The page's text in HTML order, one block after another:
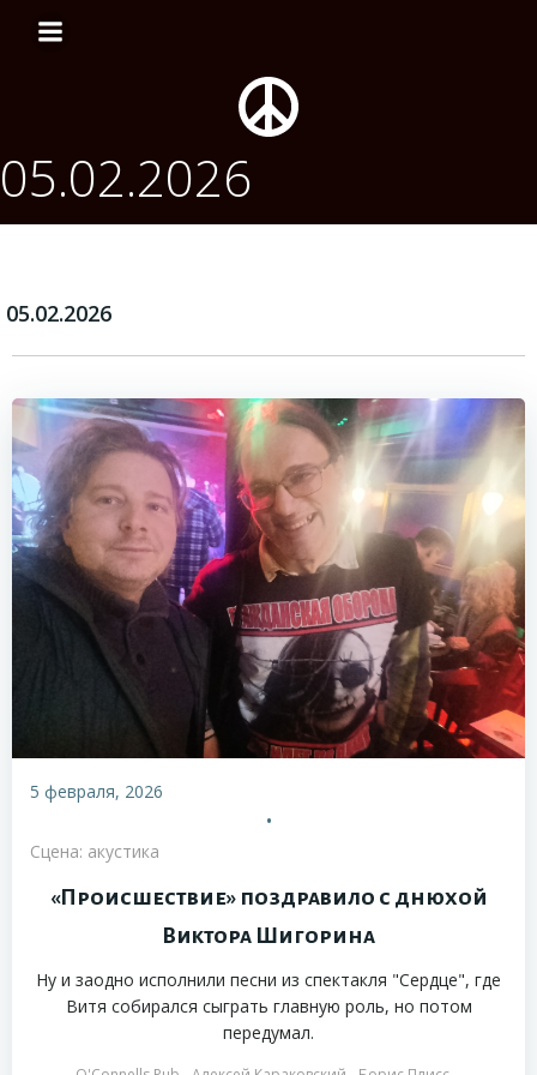
содержимому
05.02.2026
05.02.2026
5 февраля, 2026
•
Сцена: акустика
«Происшествие» поздравило с днюхой
Виктора Шигорина
Ну и заодно исполнили песни из спектакля "Сердце", где
Витя собирался сыграть главную роль, но потом
передумал.